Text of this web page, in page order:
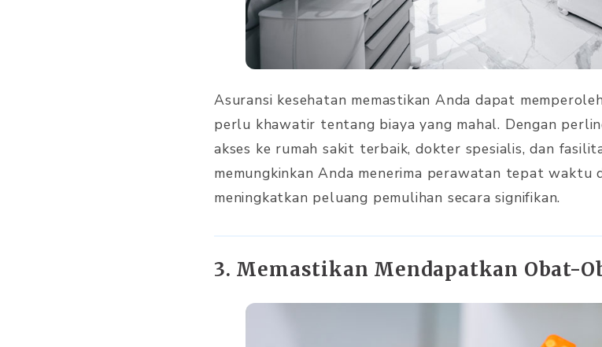
Asuransi kesehatan memastikan Anda dapat
perlu khawatir tentang biaya yang mahal. Dengan
akses ke rumah sakit terbaik, dokter spesialis, dan
memungkinkan Anda menerima perawatan tepat waktu
meningkatkan peluang pemulihan secara signifikan.
3. Memastikan Mendapatkan Obat-